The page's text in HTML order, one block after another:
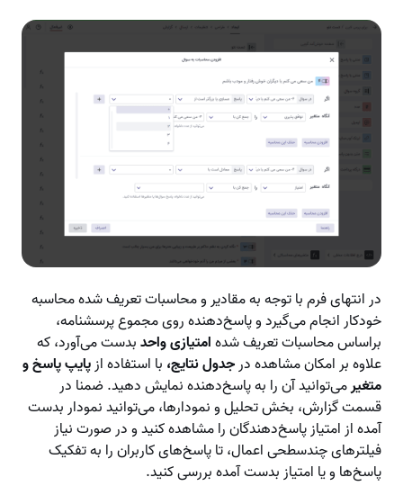
در انتهای فرم با توجه به مقادیر و محاسبات تعریف شده محاسبه
خودکار انجام می‌گیرد و پاسخ‌دهنده روی مجموع پرسشنامه،
براساس محاسبات تعریف شدهامتیازی واحدبدست می‌آورد، که
علاوه بر امکان مشاهده درجدول نتایج، با استفاده ازپایپ پاسخ و
متغیرمی‌توانید آن را به پاسخ‌دهنده نمایش دهید. ضمنا در
قسمت گزارش، بخش تحلیل و نمودار‌ها، می‌توانید نمودار بدست
آمده از امتیاز پاسخ‌دهندگان را مشاهده کنید و در صورت نیاز
فیلترهای چندسطحی اعمال، تا پاسخ‌های کاربران را به تفکیک
پاسخ‌ها و یا امتیاز بدست آمده بررسی کنید.